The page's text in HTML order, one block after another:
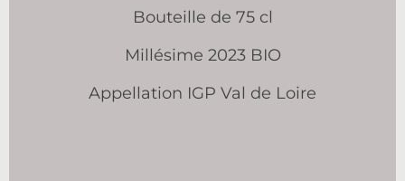
Bouteille de 75 cl
Millésime 2023 BIO
Appellation IGP Val de Loire